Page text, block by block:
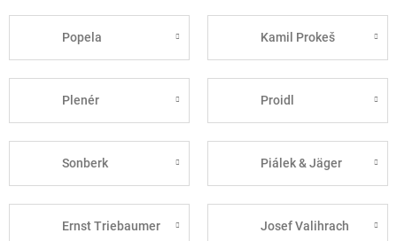
Popela Kamil Prokeš
Plenér Proidl
Sonberk Piálek & Jäger
Ernst Triebaumer Josef Valihrach